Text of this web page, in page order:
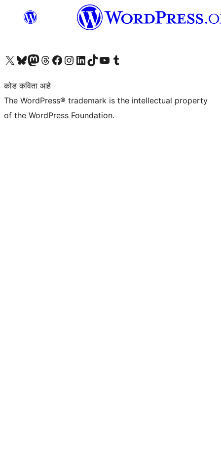
आमच्या X (एक्स) (पूर्वीचे ट्विटर) खात्याला भेट द्या आमच्या ब्लूस्की खात्याला भेट द्या.आमच्या Mastodon खात्याला भेट द्या.आमच्या थ्रेड्स खात्याला भेट द्या. आमच्या फेसबुक पेजला भेट द्या आमच्या इंस्टाग्राम खात्याला भेट द्या आमच्या लिंक्डइन खात्याला भेट द्या आमच्या टिकटॉक अकाउंटला भेट द्या.आमच्या यूट्यूब चॅनेलला भेट द्या आमच्या टंबलर खात्याला भेट द्या.
कोड कविता आहे
The WordPress® trademark is the intellectual property
of the WordPress Foundation.